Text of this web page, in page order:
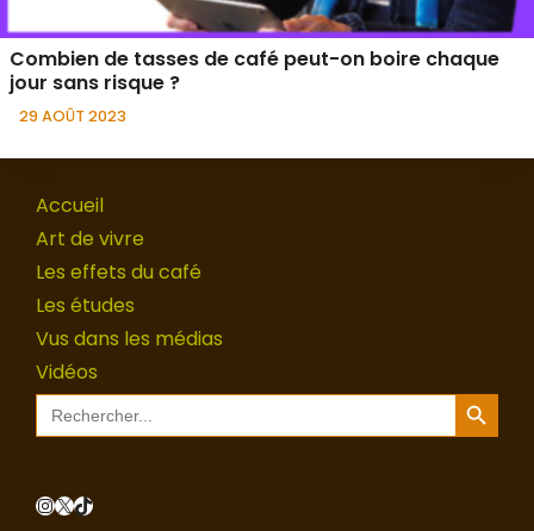
Combien de tasses de café peut-on boire chaque
jour sans risque ?
29 AOÛT 2023
Accueil
Art de vivre
Les effets du café
Les études
Vus dans les médias
Vidéos
Search
for:
Search Button
Instagram
X TikTok